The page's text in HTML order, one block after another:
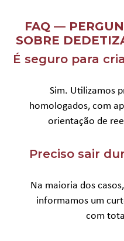
FAQ —
SOBRE
É seguro para
Sim. Utilizamos
homologados, com
orientação de
Preciso sair
Na maioria dos
informamos um
com